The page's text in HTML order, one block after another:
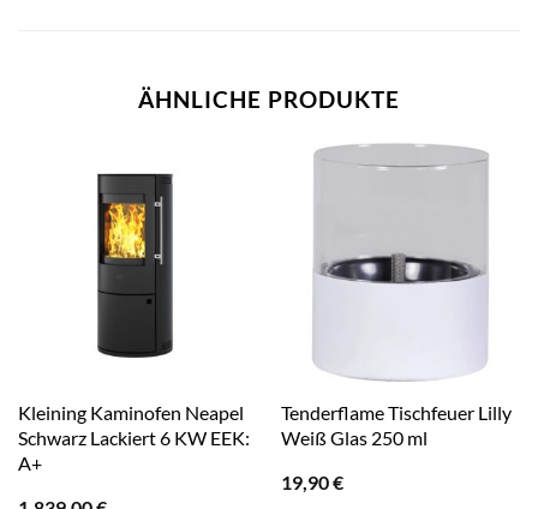
ÄHNLICHE PRODUKTE
Kleining Kaminofen Neapel
Schwarz Lackiert 6 KW EEK:
A+
Tenderflame Tischfeuer Lilly
Weiß Glas 250 ml
19,90€